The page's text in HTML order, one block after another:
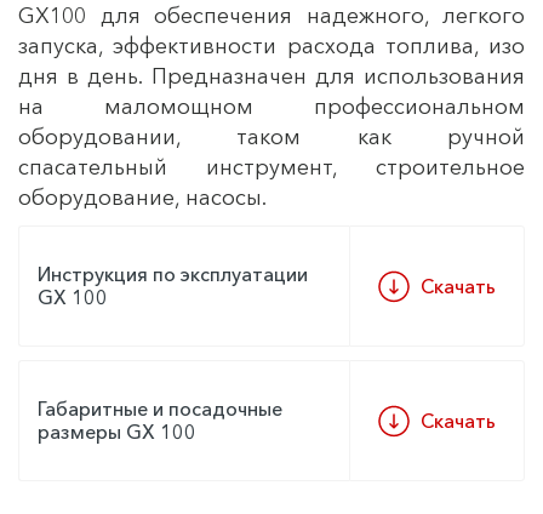
GX100 для обеспечения надежного, легкого
запуска, эффективности расхода топлива, изо
дня в день. Предназначен для использования
на маломощном профессиональном
оборудовании, таком как ручной
спасательный инструмент, строительное
оборудование, насосы.
Инструкция по эксплуатации
GX 100
Скачать
Габаритные и посадочные
размеры GX 100
Скачать